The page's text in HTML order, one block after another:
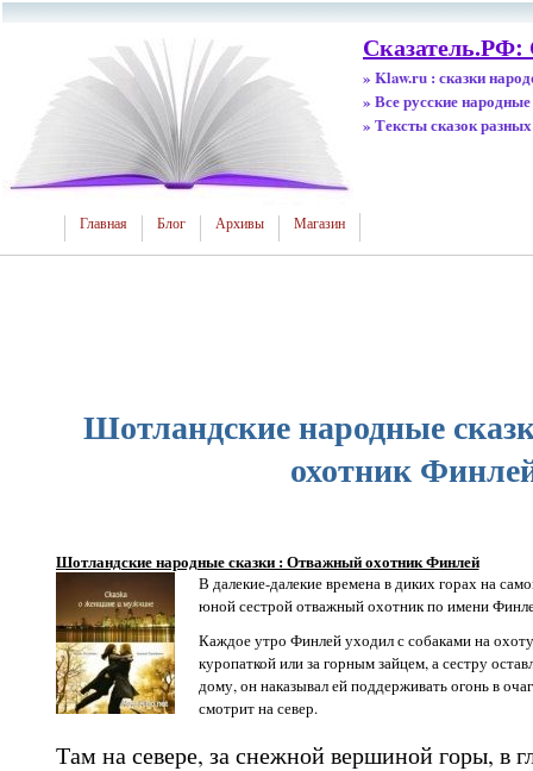
Сказатель.РФ:
» Klaw.ru : сказки
» Все русские народные
» Тексты сказок
Главная Блог Архивы Магазин
Шотландские народные
охотник
Шотландские народные сказки : Отважный охотник Финлей
В далекие-далекие времена в диких горах на
юной сестрой отважный охотник по имени
Каждое утро Финлей уходил с собаками на
куропаткой или за горным зайцем, а сестру
дому, он наказывал ей поддерживать огонь в
смотрит на север.
Там на севере, за снежной вершиной горы, в